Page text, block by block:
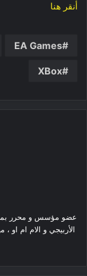
أنقر هنا
EA Games
XBox
عضو مؤسس و محرر
الأربيجي و الام ام او